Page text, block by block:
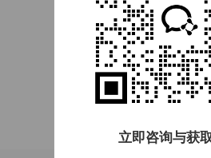
一键打印
图形统计
收入统计
平台端
立即咨询与获